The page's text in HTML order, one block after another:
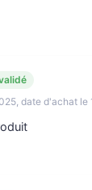
date d'achat le